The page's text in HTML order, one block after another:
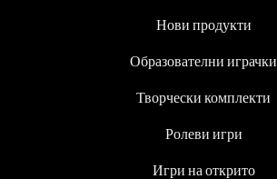
Нови продукти
Образователни играчки
Творчески комплекти
Ролеви игри
Игри на открито